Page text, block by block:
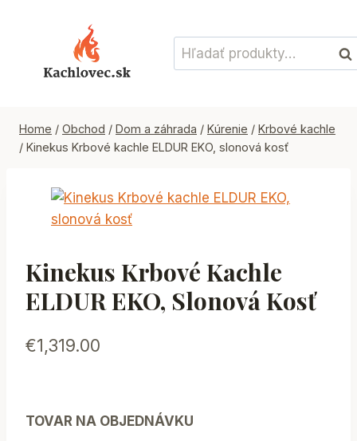
Hľadať:
Home / Obchod / Dom a záhrada / Kúrenie / Krbové kachle
/ Kinekus Krbové kachle ELDUR EKO, slonová kosť
Kinekus Krbové Kachle
ELDUR EKO, Slonová Kosť
€1,319.00
TOVAR NA OBJEDNÁVKU